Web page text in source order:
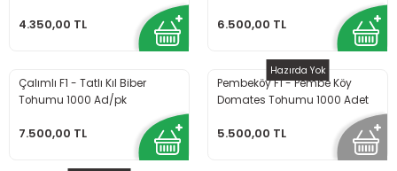
4.350,00 TL 6.500,00 TL
Çalımlı F1 - Tatlı Kıl Biber
Tohumu 1000 Ad/pk
7.500,00 TL
Hazırda Yok
Pembeköy F1 - Pembe Köy
Domates Tohumu 1000 Adet
5.500,00 TL